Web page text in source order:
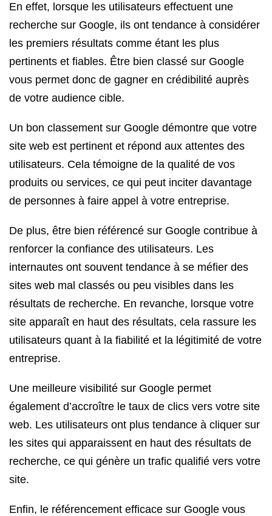
En effet, lorsque les utilisateurs effectuent une
recherche sur Google, ils ont tendance à considérer
les premiers résultats comme étant les plus
pertinents et fiables. Être bien classé sur Google
vous permet donc de gagner en crédibilité auprès
de votre audience cible.
Un bon classement sur Google démontre que votre
site web est pertinent et répond aux attentes des
utilisateurs. Cela témoigne de la qualité de vos
produits ou services, ce qui peut inciter davantage
de personnes à faire appel à votre entreprise.
De plus, être bien référencé sur Google contribue à
renforcer la confiance des utilisateurs. Les
internautes ont souvent tendance à se méfier des
sites web mal classés ou peu visibles dans les
résultats de recherche. En revanche, lorsque votre
site apparaît en haut des résultats, cela rassure les
utilisateurs quant à la fiabilité et la légitimité de votre
entreprise.
Une meilleure visibilité sur Google permet
également d’accroître le taux de clics vers votre site
web. Les utilisateurs ont plus tendance à cliquer sur
les sites qui apparaissent en haut des résultats de
recherche, ce qui génère un trafic qualifié vers votre
site.
Enfin, le référencement efficace sur Google vous